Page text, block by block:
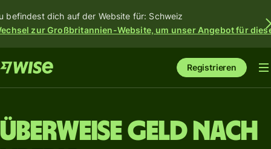
befindest dich auf der Website für: Schweiz
zur Großbritannien-Website, um unser Angebot für
Registrieren
Überweise Geld nach